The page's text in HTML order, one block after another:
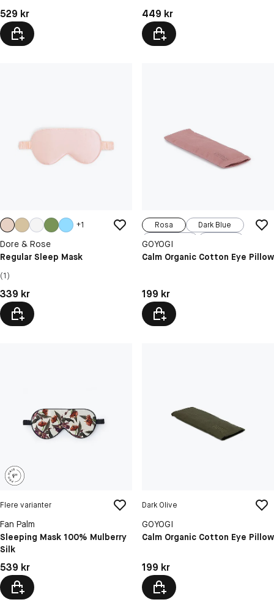
Pris: 529 kr
529 kr Pris: 449 kr
449 kr
+1
Dore & Rose
Regular Sleep Mask
(1)
Pris: 339 kr
339 kr
Rosa
Dark Blue
Mørkebrunt
Naturlig
GOYOGI
Calm Organic Cotton Eye Pillow
Pris: 199 kr
199 kr
Flere varianter
Fan Palm
Sleeping Mask 100% Mulberry
Silk
Pris: 539 kr
539 kr
Dark Olive
GOYOGI
Calm Organic Cotton Eye Pillow
Pris: 199 kr
199 kr